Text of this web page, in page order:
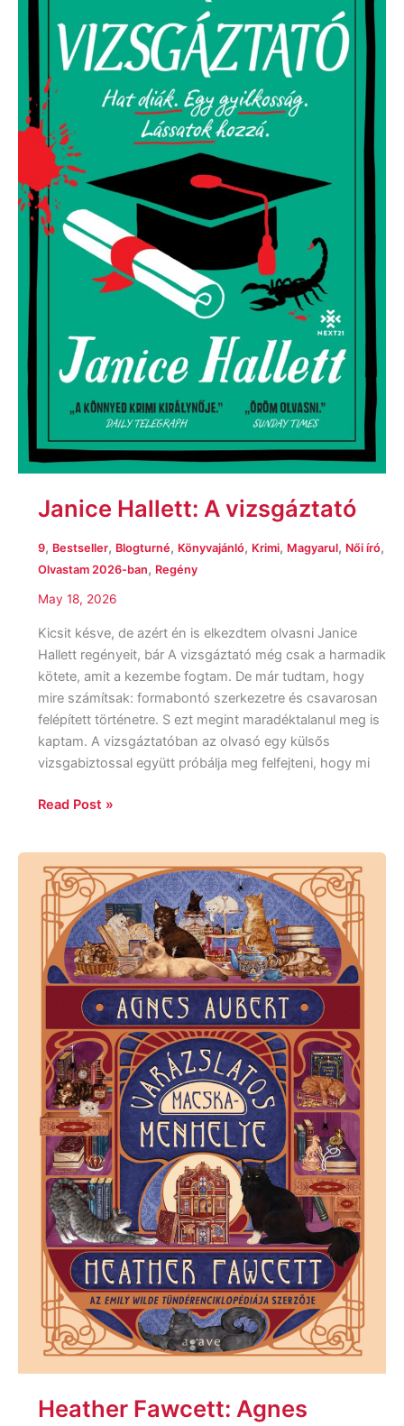
Janice Hallett: A vizsgáztató
9, Bestseller, Blogturné, Könyvajánló, Krimi, Magyarul, Női író,
Olvastam 2026-ban, Regény
May 18, 2026
Kicsit késve, de azért én is elkezdtem olvasni Janice
Hallett regényeit, bár A vizsgáztató még csak a harmadik
kötete, amit a kezembe fogtam. De már tudtam, hogy
mire számítsak: formabontó szerkezetre és csavarosan
felépített történetre. S ezt megint maradéktalanul meg is
kaptam. A vizsgáztatóban az olvasó egy külsős
vizsgabiztossal együtt próbálja meg felfejteni, hogy mi
Read Post »
Heather Fawcett: Agnes
Heather
Fawcett:
Aubert
varázslatos
macskamenhelye